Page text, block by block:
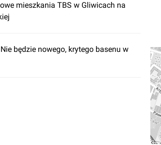
mieszkania TBS w Gliwicach na
Nie będzie nowego, krytego basenu w